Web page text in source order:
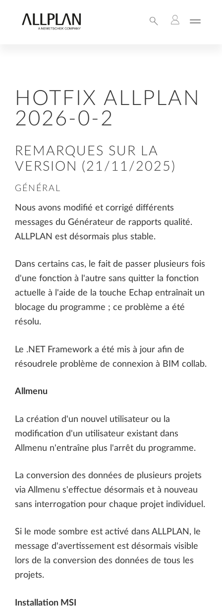
HOTFIX ALLPLAN
2026-0-2
REMARQUES SUR LA
VERSION (21/11/2025)
GÉNÉRAL
Nous avons modifié et corrigé différents
messages du Générateur de rapports qualité.
ALLPLAN est désormais plus stable.
Dans certains cas, le fait de passer plusieurs fois
d'une fonction à l'autre sans quitter la fonction
actuelle à l'aide de la touche Echap entraînait un
blocage du programme ; ce problème a été
résolu.
Le .NET Framework a été mis à jour afin de
résoudrele problème de connexion à BIM collab.
Allmenu
La création d'un nouvel utilisateur ou la
modification d'un utilisateur existant dans
Allmenu n'entraîne plus l'arrêt du programme.
La conversion des données de plusieurs projets
via Allmenu s'effectue désormais et à nouveau
sans interrogation pour chaque projet individuel.
Si le mode sombre est activé dans ALLPLAN, le
message d'avertissement est désormais visible
lors de la conversion des données de tous les
projets.
Installation MSI